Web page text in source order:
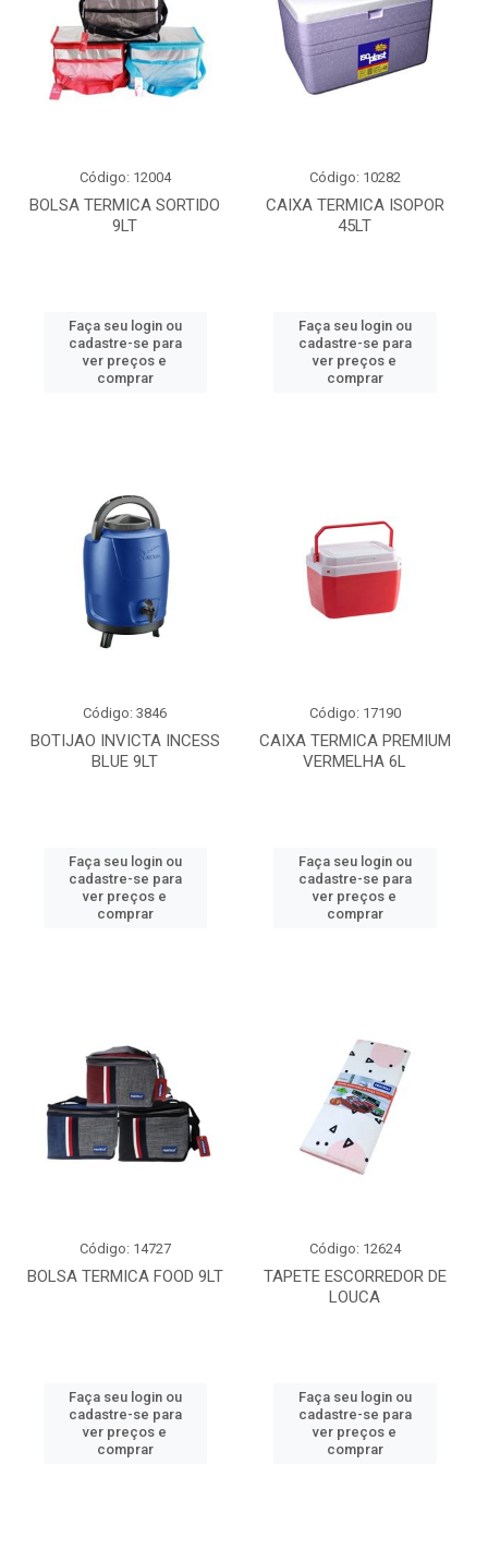
BOLSA TERMICA SORTIDO
9LT
Código: 12004
Faça seu login ou
cadastre-se para
ver preços e
comprar
CAIXA TERMICA ISOPOR
45LT
Código: 10282
Faça seu login ou
cadastre-se para
ver preços e
comprar
BOTIJAO INVICTA INCESS
BLUE 9LT
Código: 3846
Faça seu login ou
cadastre-se para
ver preços e
comprar
CAIXA TERMICA PREMIUM
VERMELHA 6L
Código: 17190
Faça seu login ou
cadastre-se para
ver preços e
comprar
BOLSA TERMICA FOOD 9LT
Código: 14727
Faça seu login ou
cadastre-se para
ver preços e
comprar
TAPETE ESCORREDOR DE
LOUCA
Código: 12624
Faça seu login ou
cadastre-se para
ver preços e
comprar